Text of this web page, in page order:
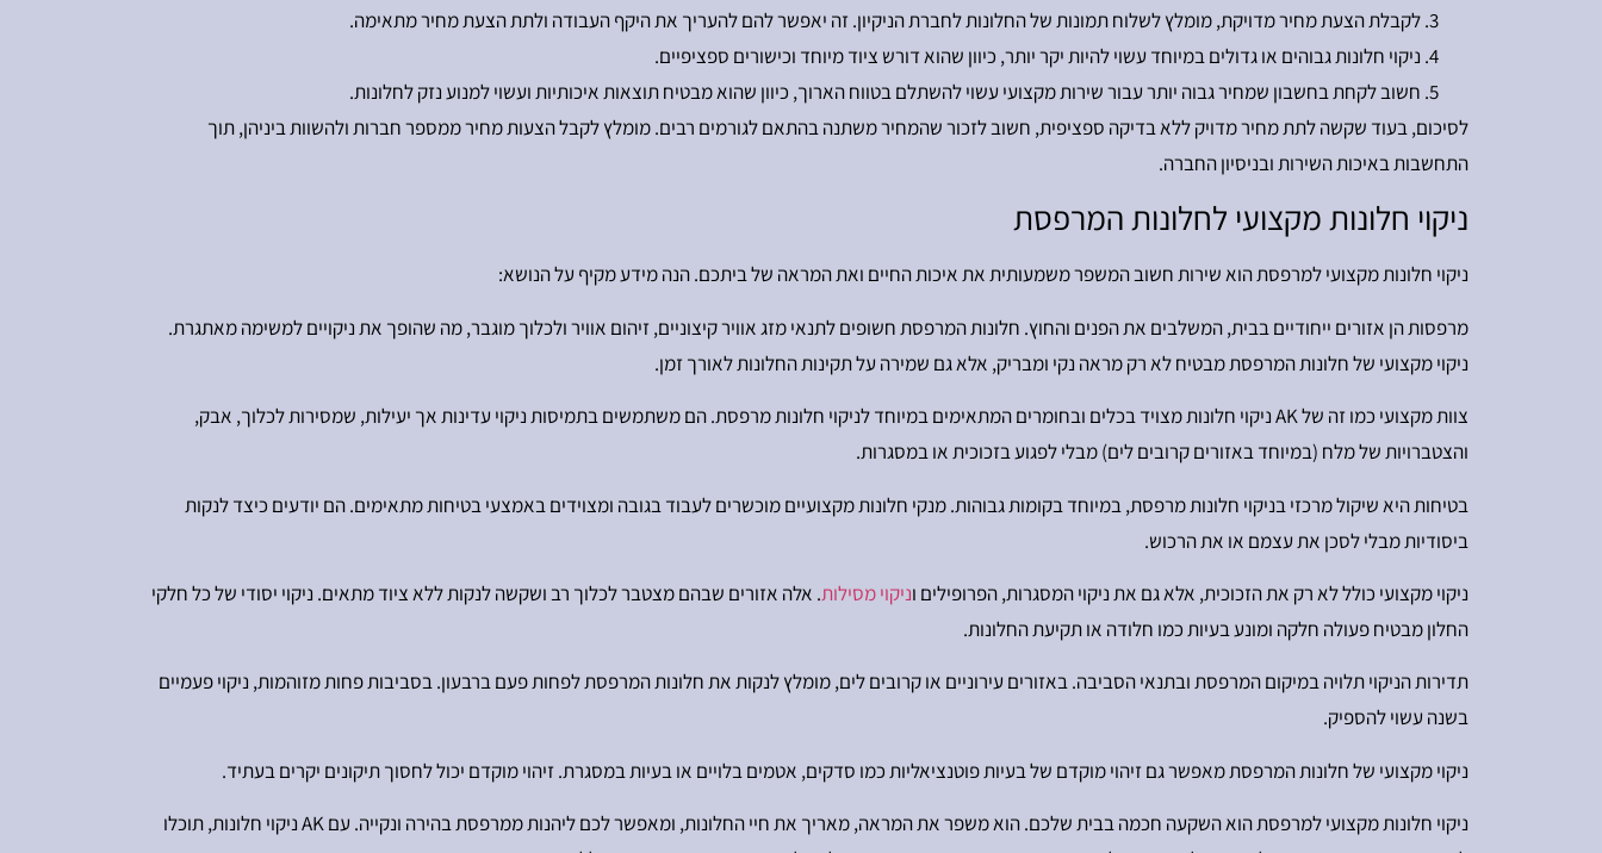
לקבלת הצעת מחיר מדויקת, מומלץ לשלוח תמונות של החלונות לחברת הניקיון. זה יאפשר להם להעריך את היקף העבודה ולתת הצעת מחיר מתאימה.
ניקוי חלונות גבוהים או גדולים במיוחד עשוי להיות יקר יותר, כיוון שהוא דורש ציוד מיוחד וכישורים ספציפיים.
חשוב לקחת בחשבון שמחיר גבוה יותר עבור שירות מקצועי עשוי להשתלם בטווח הארוך, כיוון שהוא מבטיח תוצאות איכותיות ועשוי למנוע נזק לחלונות.
לסיכום, בעוד שקשה לתת מחיר מדויק ללא בדיקה ספציפית, חשוב לזכור שהמחיר משתנה בהתאם לגורמים רבים. מומלץ לקבל הצעות מחיר ממספר חברות ולהשוות ביניהן, תוך
התחשבות באיכות השירות ובניסיון החברה.
ניקוי חלונות מקצועי לחלונות המרפסת
ניקוי חלונות מקצועי למרפסת הוא שירות חשוב המשפר משמעותית את איכות החיים ואת המראה של ביתכם. הנה מידע מקיף על הנושא:
מרפסות הן אזורים ייחודיים בבית, המשלבים את הפנים והחוץ. חלונות המרפסת חשופים לתנאי מזג אוויר קיצוניים, זיהום אוויר ולכלוך מוגבר, מה שהופך את ניקויים למשימה מאתגרת.
ניקוי מקצועי של חלונות המרפסת מבטיח לא רק מראה נקי ומבריק, אלא גם שמירה על תקינות החלונות לאורך זמן.
צוות מקצועי כמו זה של AK ניקוי חלונות מצויד בכלים ובחומרים המתאימים במיוחד לניקוי חלונות מרפסת. הם משתמשים בתמיסות ניקוי עדינות אך יעילות, שמסירות לכלוך, אבק,
והצטברויות של מלח (במיוחד באזורים קרובים לים) מבלי לפגוע בזכוכית או במסגרות.
בטיחות היא שיקול מרכזי בניקוי חלונות מרפסת, במיוחד בקומות גבוהות. מנקי חלונות מקצועיים מוכשרים לעבוד בגובה ומצוידים באמצעי בטיחות מתאימים. הם יודעים כיצד לנקות
ביסודיות מבלי לסכן את עצמם או את הרכוש.
ניקוי מקצועי כולל לא רק את הזכוכית, אלא גם את ניקוי המסגרות, הפרופילים וניקוי מסילות. אלה אזורים שבהם מצטבר לכלוך רב ושקשה לנקות ללא ציוד מתאים. ניקוי יסודי של כל חלקי
החלון מבטיח פעולה חלקה ומונע בעיות כמו חלודה או תקיעת החלונות.
תדירות הניקוי תלויה במיקום המרפסת ובתנאי הסביבה. באזורים עירוניים או קרובים לים, מומלץ לנקות את חלונות המרפסת לפחות פעם ברבעון. בסביבות פחות מזוהמות, ניקוי פעמיים
בשנה עשוי להספיק.
ניקוי מקצועי של חלונות המרפסת מאפשר גם זיהוי מוקדם של בעיות פוטנציאליות כמו סדקים, אטמים בלויים או בעיות במסגרת. זיהוי מוקדם יכול לחסוך תיקונים יקרים בעתיד.
ניקוי חלונות מקצועי למרפסת הוא השקעה חכמה בבית שלכם. הוא משפר את המראה, מאריך את חיי החלונות, ומאפשר לכם ליהנות ממרפסת בהירה ונקייה. עם AK ניקוי חלונות, תוכלו